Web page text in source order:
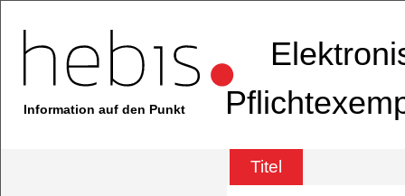
Information auf den Punkt
Titel